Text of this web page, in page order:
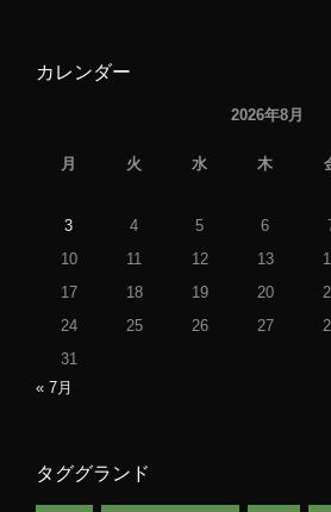
カレンダー
2026年8月
月 火 水 木
3
4 5 6
10
11 12 13
17
18 19 20
24
25 26 27
31
« 7月
タググランド